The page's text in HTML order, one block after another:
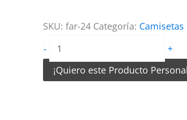
SKU:far-24 Categoría:
-
Camiseta
de
Arquero
+
¡Quiero este Producto